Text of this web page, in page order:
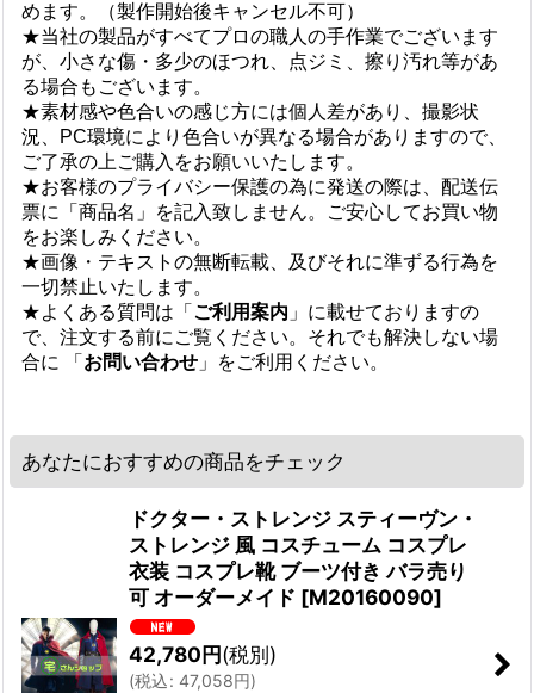
めます。（製作開始後キャンセル不可）
★当社の製品がすべてプロの職人の手作業でございます
が、小さな傷・多少のほつれ、点ジミ、擦り汚れ等があ
る場合もございます。
★素材感や色合いの感じ方には個人差があり、撮影状
況、PC環境により色合いが異なる場合がありますので、
ご了承の上ご購入をお願いいたします。
★お客様のプライバシー保護の為に発送の際は、配送伝
票に「商品名」を記入致しません。ご安心してお買い物
をお楽しみください。
★画像・テキストの無断転載、及びそれに準ずる行為を
一切禁止いたします。
★よくある質問は「 ご利用案内 」に載せておりますの
で、注文する前にご覧ください。それでも解決しない場
合に 「 お問い合わせ 」をご利用ください。
あなたにおすすめの商品をチェック
ドクター・ストレンジ スティーヴン・
ストレンジ 風 コスチューム コスプレ
衣装 コスプレ靴 ブーツ付き バラ売り
可 オーダーメイド [M20160090]
42,780円(税別)
(税込: 47,058円)